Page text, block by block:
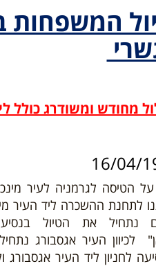
המשפחות
ומשודרג כולל
הטיסה לגרמניה לעיר
לתחנת ההשכרה ליד העיר
נתחיל את הטיול
העיר אגסבורג
לחניון ליד העיר